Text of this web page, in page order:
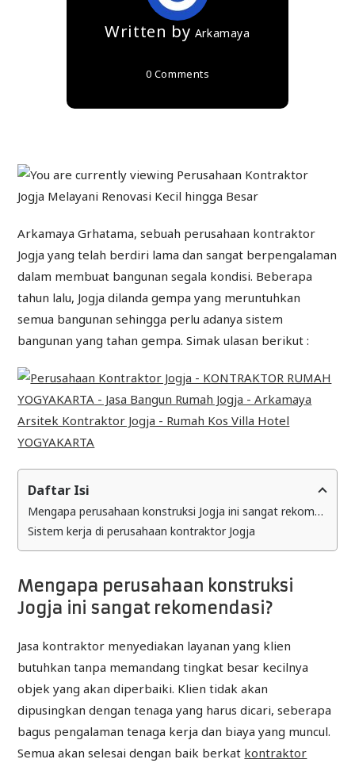
Written by Arkamaya
0 Comments
Arkamaya Grhatama, sebuah perusahaan kontraktor
Jogja yang telah berdiri lama dan sangat berpengalaman
dalam membuat bangunan segala kondisi. Beberapa
tahun lalu, Jogja dilanda gempa yang meruntuhkan
semua bangunan sehingga perlu adanya sistem
bangunan yang tahan gempa. Simak ulasan berikut :
Daftar Isi
Mengapa perusahaan konstruksi Jogja ini sangat rekomendasi?
Sistem kerja di perusahaan kontraktor Jogja
Mengapa perusahaan konstruksi
Jogja ini sangat rekomendasi?
Jasa kontraktor menyediakan layanan yang klien
butuhkan tanpa memandang tingkat besar kecilnya
objek yang akan diperbaiki. Klien tidak akan
dipusingkan dengan tenaga yang harus dicari, seberapa
bagus pengalaman tenaga kerja dan biaya yang muncul.
Semua akan selesai dengan baik berkat kontraktor